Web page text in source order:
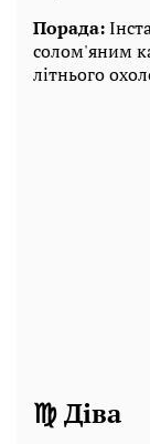
Порада:
солом'яним
літнього
♍ Діва